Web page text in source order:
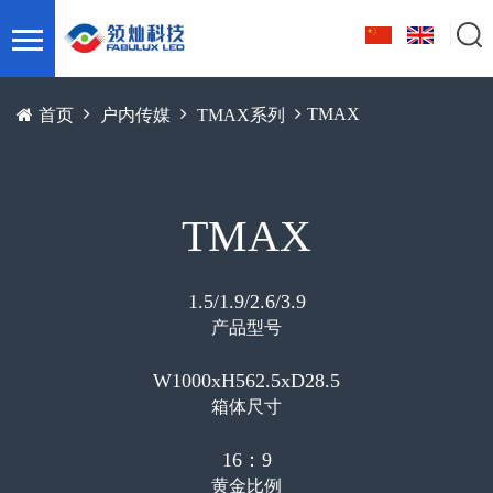
首页 户内传媒 TMAX系列 TMAX
TMAX
1.5/1.9/2.6/3.9
产品型号
W1000xH562.5xD28.5
箱体尺寸
16：9
黄金比例